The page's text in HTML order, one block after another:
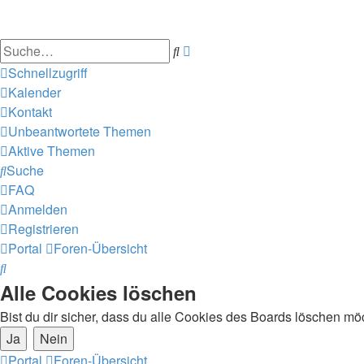
Suche
Schnellzugriff
Kalender
Kontakt
Unbeantwortete Themen
Aktive Themen
Suche
FAQ
Anmelden
Registrieren
Portal
Foren-Übersicht
Suche
Alle Cookies löschen
Bist du dir sicher, dass du alle Cookies des Boards löschen